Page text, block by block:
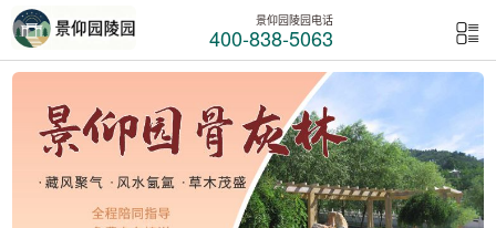
景仰园陵园电话
400-838-5063